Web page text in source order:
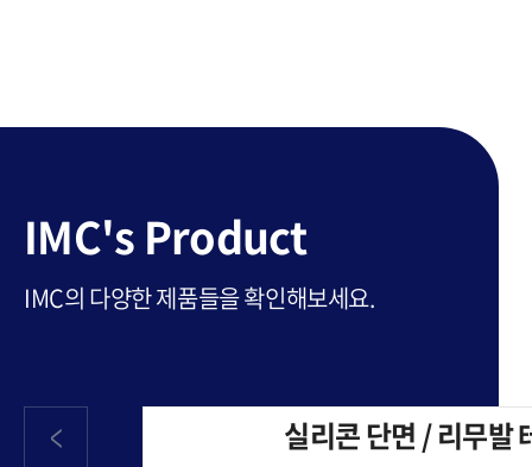
IMC's Product
IMC의 다양한 제품들을 확인해보세요.
실리콘 단면 / 리무발